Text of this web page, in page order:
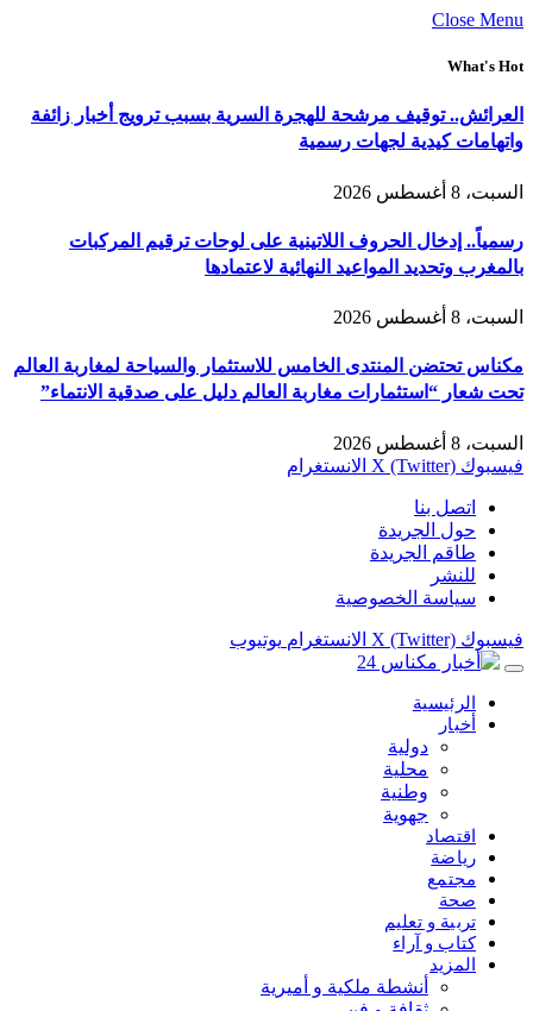
Close Menu
What's Hot
العرائش.. توقيف مرشحة للهجرة السرية بسبب ترويج أخبار زائفة
واتهامات كيدية لجهات رسمية
السبت، 8 أغسطس 2026
رسمياً.. إدخال الحروف اللاتينية على لوحات ترقيم المركبات
بالمغرب وتحديد المواعيد النهائية لاعتمادها
السبت، 8 أغسطس 2026
مكناس تحتضن المنتدى الخامس للاستثمار والسياحة لمغاربة العالم
تحت شعار “استثمارات مغاربة العالم دليل على صدقية الانتماء”
السبت، 8 أغسطس 2026
فيسبوك X (Twitter) الانستغرام
اتصل بنا
حول الجريدة
طاقم الجريدة
للنشر
سياسة الخصوصية
فيسبوك X (Twitter) الانستغرام يوتيوب
الرئيسية
أخبار
دولية
محلية
وطنية
جهوية
اقتصاد
رياضة
مجتمع
صحة
تربية و تعليم
كتاب و آراء
المزيد
أنشطة ملكية و أميرية